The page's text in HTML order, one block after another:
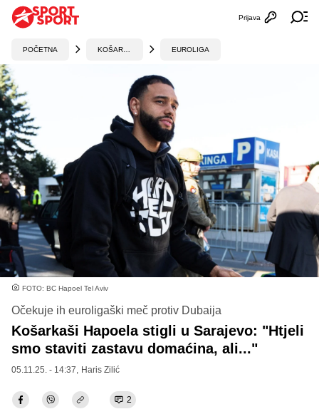
Otvori
Prijava
POČETNA EUROLIGA
FOTO: BC Hapoel Tel Aviv
Očekuje ih euroligaški meč protiv Dubaija
Košarkaši Hapoela stigli u Sarajevo: "Htjeli
smo staviti zastavu domaćina, ali..."
05.11.25. - 14:37, Haris Zilić
2